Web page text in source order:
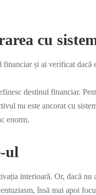
cu
și ai verificat dacă
destinul financiar.
nu este ancorat cu
enorm.
ul
interioară. Or, dacă
însă mai apoi